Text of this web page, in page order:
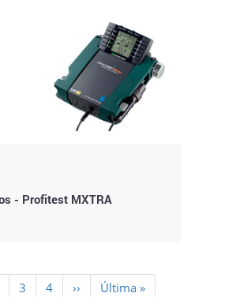
- Profitest MXTRA
Page
3 Page
4
Siguiente
››
Última
Última »